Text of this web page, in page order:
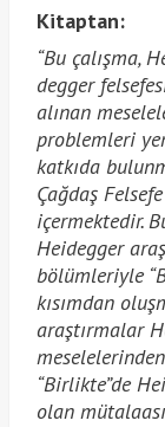
Kitaptan:
“Bu çalışma,
degger
alınan
problemleri
katkıda
Çağdaş
içermektedir.
Heidegger
bölümleriyle
kısımdan
araştırmalar
“Birlikte”de
olan